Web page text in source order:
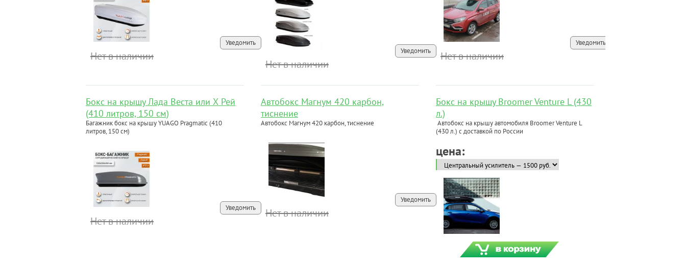
Нет в наличии
Уведомить
Нет в наличии
Уведомить Нет в наличии
Уведомить
Бокс на крышу Лада Веста или Х Рей
(410 литров, 150 см)
Багажник бокс на крышу YUAGO Pragmatic (410
литров, 150 см)
Нет в наличии
Уведомить
Автобокс Магнум 420 карбон,
тиснение
Автобокс Магнум 420 карбон, тиснение
Нет в наличии
Уведомить
Бокс на крышу Broomer Venture L (430
л.)
Автобокс на крышу автомобиля Broomer Venture L
(430 л.) с доставкой по России
цена: